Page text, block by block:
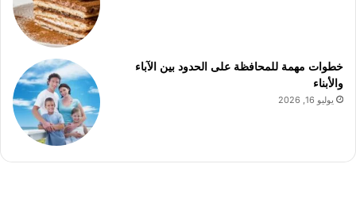
خطوات مهمة للمحافظة على الحدود بين الآباء
والأبناء
يوليو 16, 2026